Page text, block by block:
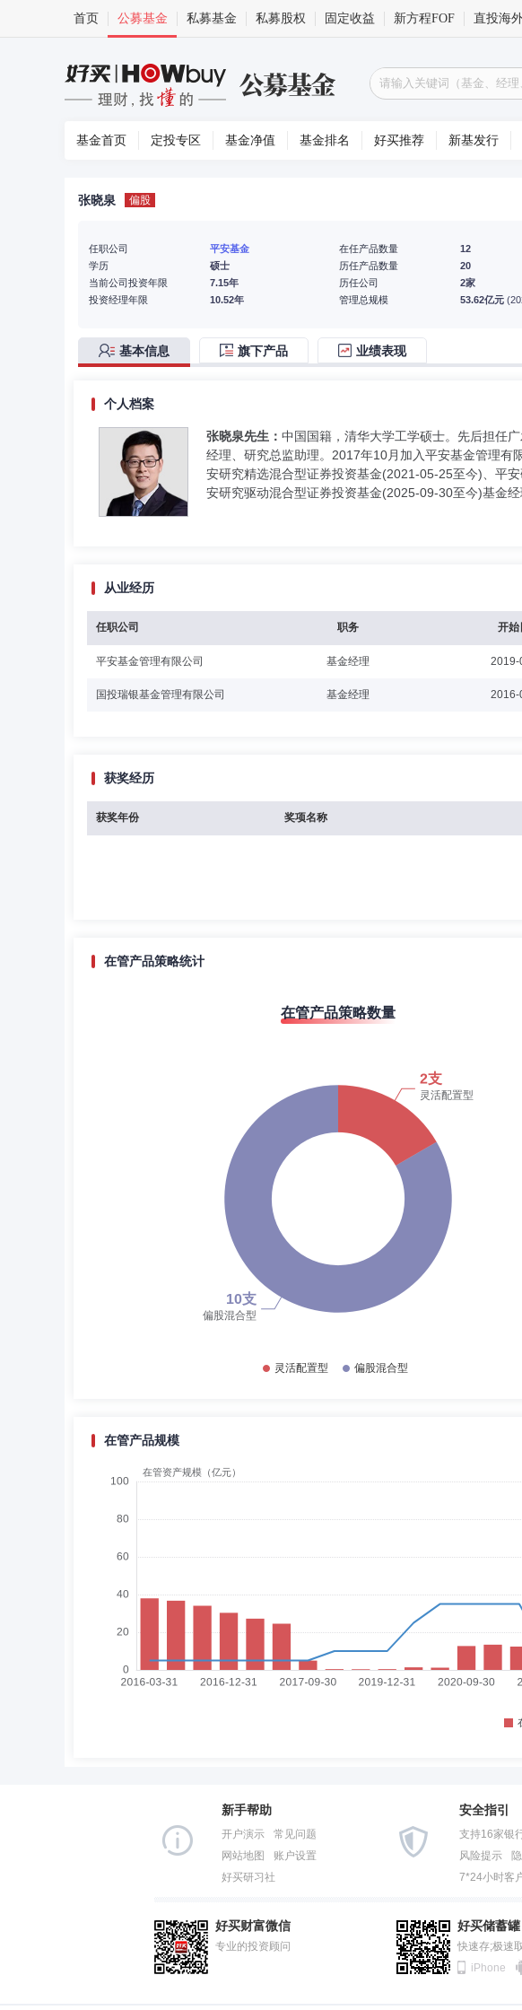
首页 公募基金 私募基金 私募股权 固定收益 新方程FOF 直投海
基金首页 定投专区 基金净值 基金排名 好买推荐 新基发行
张晓泉 偏股
任职公司
平安基金
学历
硕士
当前公司投资年限
7.15年
投资经理年限
10.52年
在任产品数量
12
历任产品数量
20
历任公司
2家
管理总规模
53.62亿元
基本信息 旗下产品 业绩表现
个人档案
张晓泉先生： 中国国籍，清华大学工学硕士。先后担任
经理、研究总监助理。2017年10月加入平安基金管理
安研究精选混合型证券投资基金(2021-05-25至今)、平
安研究驱动混合型证券投资基金(2025-09-30至今)基金经
从业经历
任职公司 职务 开始
平安基金管理有限公司 基金经理 2019-
国投瑞银基金管理有限公司 基金经理 2016-
获奖经历
获奖年份 奖项名称
在管产品策略统计
在管产品策略数量
在管产品规模
新手帮助
开户演示
常见问题
网站地图
账户设置
好买研习社
安全指引
支持16家银
风险提示
7*24小时客
好买财富微信
专业的投资顾问
好买储蓄罐
快速存;极速
iPhone